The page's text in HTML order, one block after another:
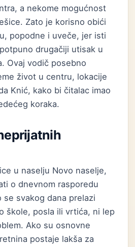
a nekome mogućnost
Zato je korisno obići
popodne i uveče, jer isti
drugačiji utisak u
Ovaj vodič posebno
život u centru, lokacije
Knić, kako bi čitalac imao
koraka.
u naselju Novo naselje,
o dnevnom rasporedu
svakog dana prelazi
škole, posla ili vrtića, ni lep
Ako su osnovne
postaje lakša za